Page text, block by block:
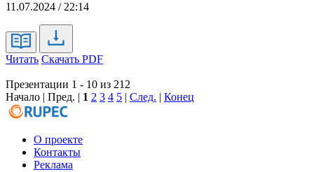
11.07.2024 / 22:14
Читать Скачать PDF
Презентации 1 - 10 из 212
Начало | Пред. | 1 2 3 4 5 | След. | Конец
О проекте
Контакты
Реклама